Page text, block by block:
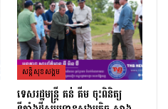
សន្តិសុខសង្គម
ទេសរដ្ឋមន្រ្តី គន់ គីម ចុះពិនិត្យ